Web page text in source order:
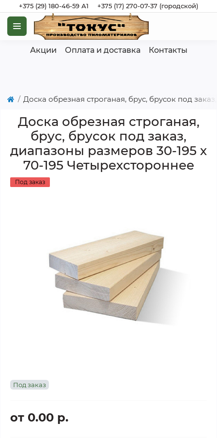
Акции Оплата и доставка Контакты
+375 (29) 180-46-59 А1 +375 (17) 270-07-37 (городской)
Доска обрезная строганая, брус, брусок под
Доска обрезная строганая,
брус, брусок под заказ,
диапазоны размеров 30-195 х
70-195 Четырехстороннее
Под заказ
Под заказ
от 0.00 р.